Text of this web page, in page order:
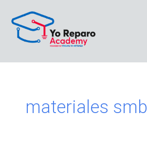
contenido
materiales smb